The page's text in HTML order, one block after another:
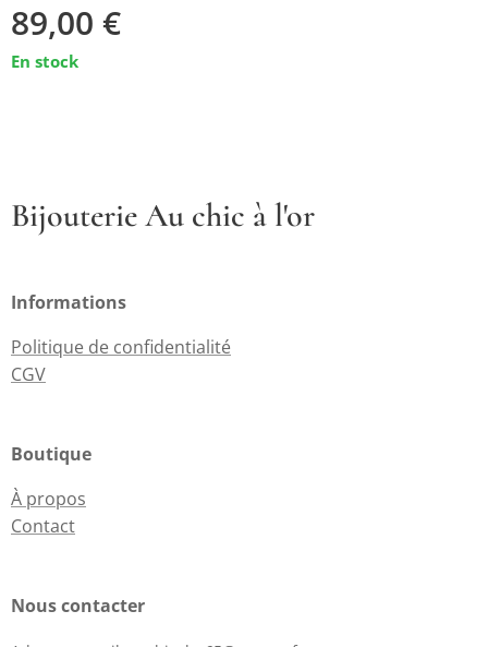
89,00 €
En stock
Bijouterie Au chic à l'or
Informations
Politique de confidentialité
CGV
Boutique
À propos
Contact
Nous contacter